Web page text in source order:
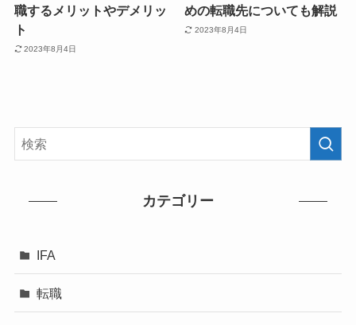
職するメリットやデメリッ
ト
2023年8月4日
めの転職先についても解説
2023年8月4日
カテゴリー
IFA
転職